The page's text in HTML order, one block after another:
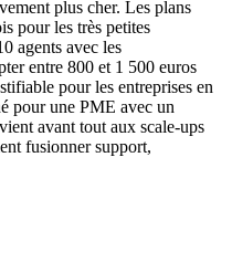
plus cher. Les plans
pour les très petites
agents avec les
entre 800 et 1 500 euros
pour les entreprises en
pour une PME avec un
avant tout aux scale-ups
fusionner support,